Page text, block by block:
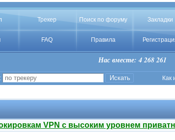
Трекер Поиск по форуму Закладки
FAQ Правила
Нас вместе: 4 268 261
Как
VPN с высоким уровнем